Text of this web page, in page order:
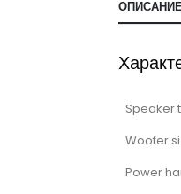
Speaker
Woofer
Power